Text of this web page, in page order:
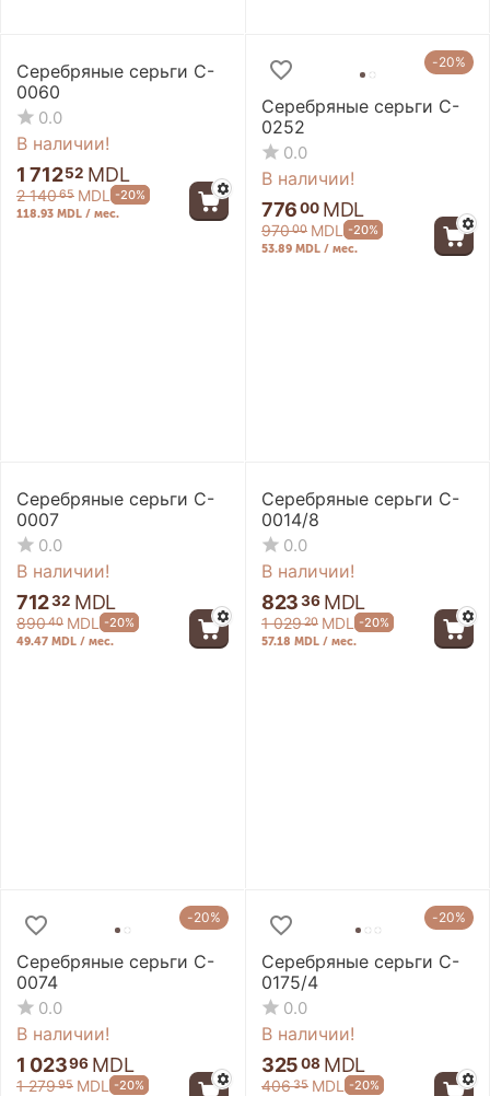
Серебряные серьги C-
0060
0.0
В наличии!
1 71252 MDL
2 14065 MDL -20%
118.93 MDL / мес.
-20%
Серебряные серьги C-
0252
0.0
В наличии!
77600 MDL
97000 MDL -20%
53.89 MDL / мес.
Серебряные серьги C-
0007
0.0
В наличии!
71232 MDL
89040 MDL -20%
49.47 MDL / мес.
Серебряные серьги C-
0014/8
0.0
В наличии!
82336 MDL
1 02920 MDL -20%
57.18 MDL / мес.
-20%
Серебряные серьги C-
0074
0.0
В наличии!
1 02396 MDL
1 27995 MDL -20%
-20%
Серебряные серьги C-
0175/4
0.0
В наличии!
32508 MDL
40635 MDL -20%